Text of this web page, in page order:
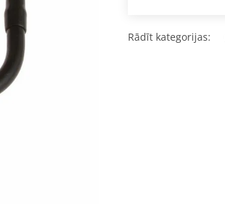
Rādīt kategorijas: